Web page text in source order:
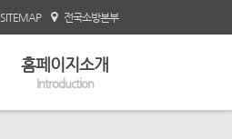
SITEMAP 전국소방본부
홈페이지소개
Introduction